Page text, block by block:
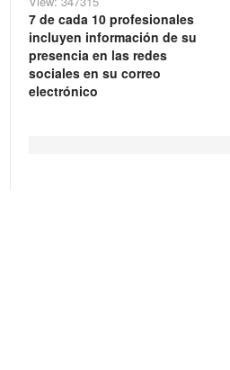
7 de cada 10 profesionales
incluyen información de su
presencia en las redes
sociales en su correo
electrónico